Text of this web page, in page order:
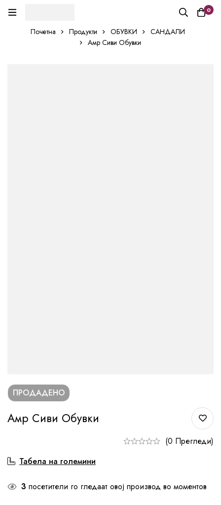
0
Почетна Продукти ОБУВКИ
САНДАЛИ
Амр Сиви Обувки
ПРОДАДЕНО
Амр Сиви Обувки
(0 Прегледи)
Табела на големини
3 посетители го гледаат овој производ во моментов